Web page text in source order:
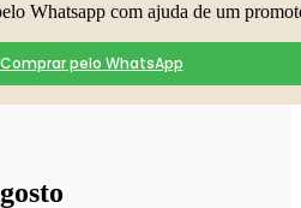
Whatsapp com ajuda de um
Comprar pelo WhatsApp